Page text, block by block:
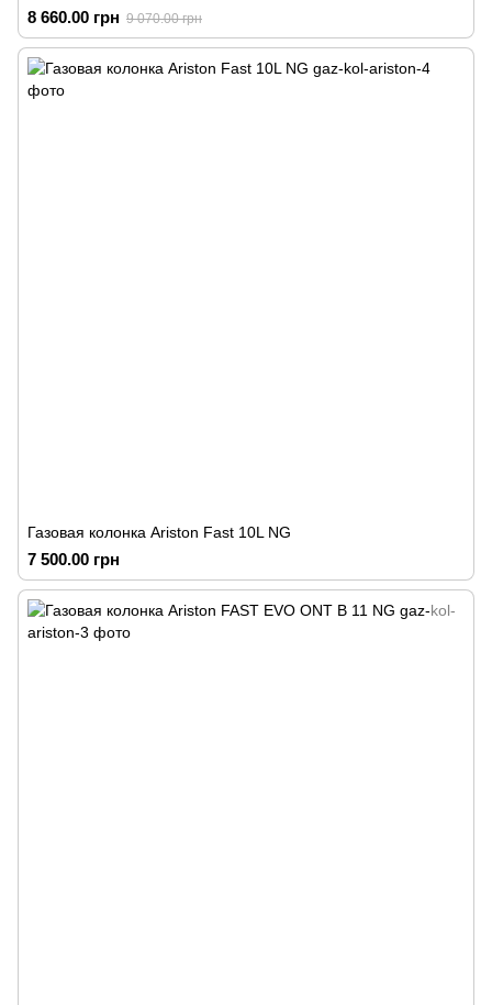
8 660.00 грн 9 070.00 грн
Газовая колонка Ariston Fast 10L NG
7 500.00 грн